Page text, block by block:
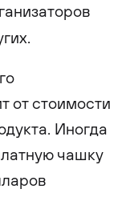
от стоимости
Иногда
чашку